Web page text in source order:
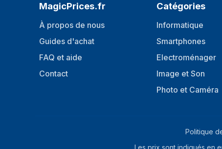
MagicPrices.fr
À propos de nous
Guides d'achat
FAQ et aide
Contact
Catégories
Informatique
Smartphones
Electroménager
Image et Son
Photo et Caméra
Politique
Les prix sont indiqués en